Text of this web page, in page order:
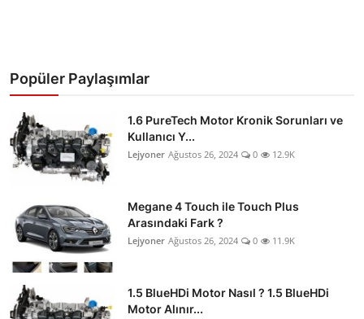
Popüler Paylaşımlar
1.6 PureTech Motor Kronik Sorunları ve
Kullanıcı Y...
Lejyoner Ağustos 26, 2024 0 12.9K
Megane 4 Touch ile Touch Plus
Arasındaki Fark ?
Lejyoner Ağustos 26, 2024 0 11.9K
1.5 BlueHDi Motor Nasıl ? 1.5 BlueHDi
Motor Alınır...